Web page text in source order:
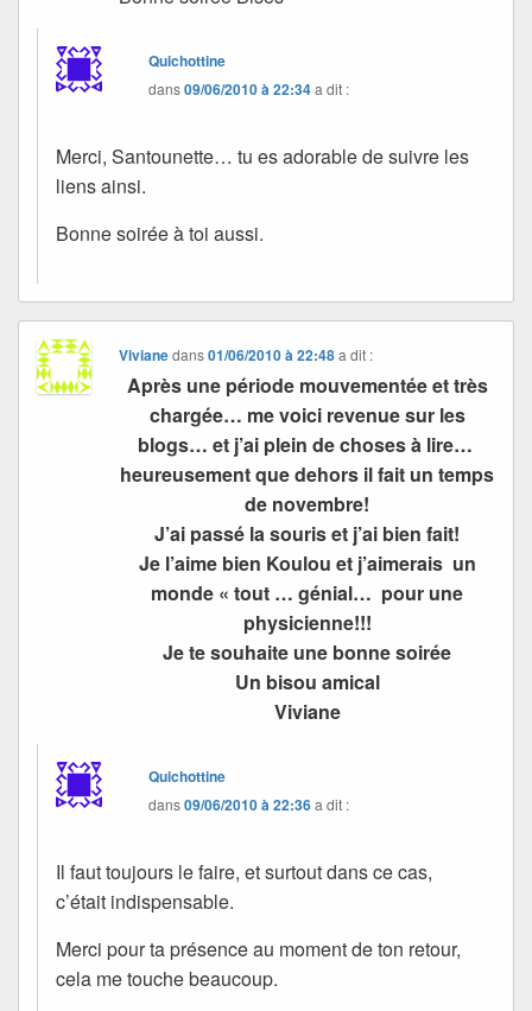
Quichottine
dans09/06/2010 à 22:34a dit :
Merci, Santounette… tu es adorable de suivre les
liens ainsi.
Bonne soirée à toi aussi.
Vivianedans01/06/2010 à 22:48 a dit :
Après une période mouvementée et très
chargée… me voici revenue sur les
blogs… et j’ai plein de choses à lire…
heureusement que dehors il fait un temps
de novembre!
J’ai passé la souris et j’ai bien fait!
Je l’aime bien Koulou et j’aimerais un
monde « tout … génial… pour une
physicienne!!!
Je te souhaite une bonne soirée
Un bisou amical
Viviane
Quichottine
dans09/06/2010 à 22:36a dit :
Il faut toujours le faire, et surtout dans ce cas,
c’était indispensable.
Merci pour ta présence au moment de ton retour,
cela me touche beaucoup.